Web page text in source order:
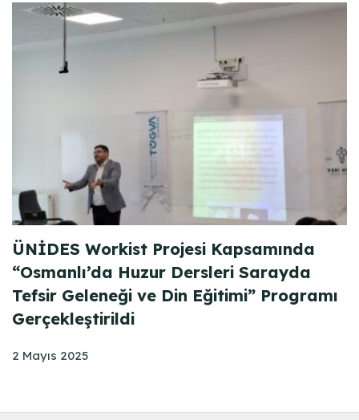
ÜNİDES Workist Projesi Kapsamında
“Osmanlı’da Huzur Dersleri Sarayda
Tefsir Geleneği ve Din Eğitimi” Programı
Gerçekleştirildi
2 Mayıs 2025